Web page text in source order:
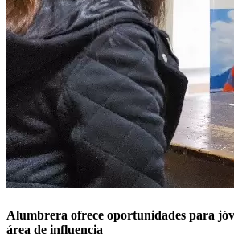
Alumbrera ofrece oportunidades para
área de influencia